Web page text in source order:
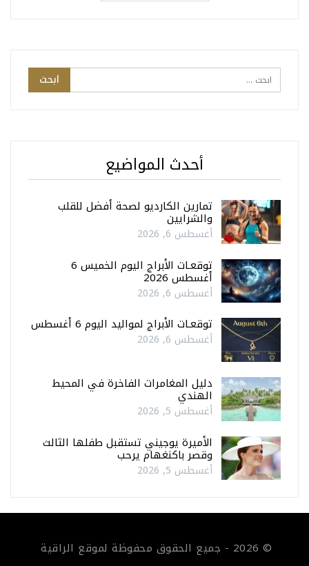
أحدث المواضيع
تمارين الكارديو لصحة أفضل للقلب
والشرايين
أغسطس 6, 2026
توقعـات الأبراج اليوم الخميس 6
أغسطس 2026
أغسطس 6, 2026
توقعـات الأبراج لمواليد اليوم 6 أغسطس
أغسطس 6, 2026
دليل المغامرات الفاخرة في المحيط
الهندي
أغسطس 5, 2026
الأميرة يوجيني تستقبل طفلها الثالث
وقصر باكنغهام يرحب
أغسطس 5, 2026
© 2026 - جميع الحقوق محفوظة لموقع الراقية